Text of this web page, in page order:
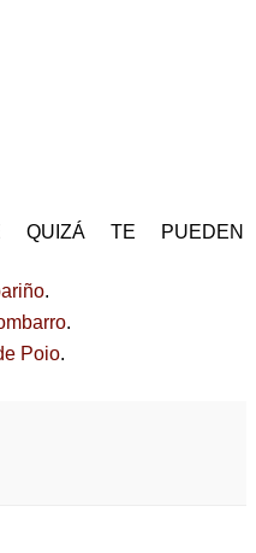
QUIZÁ TE PUEDEN
.
.
Poio.